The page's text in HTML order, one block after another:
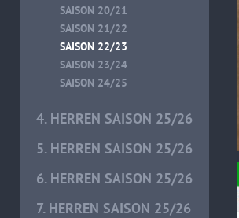
SAISON 20/21
SAISON 21/22
SAISON 22/23
SAISON 23/24
SAISON 24/25
4. HERREN SAISON 25/26
5. HERREN SAISON 25/26
6. HERREN SAISON 25/26
7. HERREN SAISON 25/26